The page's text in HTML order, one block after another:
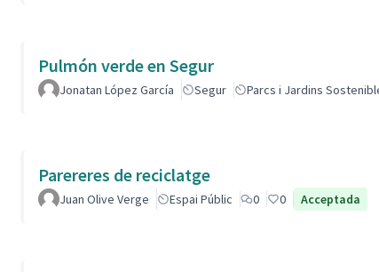
Pulmón verde en Segur
Jonatan López García Segur Parcs i Jardins
Parereres de reciclatge
Juan Olive Verge Espai Públic 0 0 Acceptada